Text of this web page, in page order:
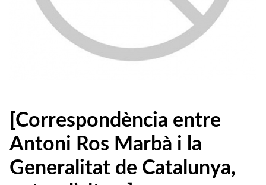
[Correspondència entre
Antoni Ros Marbà i la
Generalitat de Catalunya,